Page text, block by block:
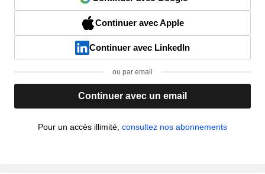
Continuer avec Apple
Continuer avec LinkedIn
ou par email
Continuer avec un email
Pour un accès illimité, consultez nos abonnements